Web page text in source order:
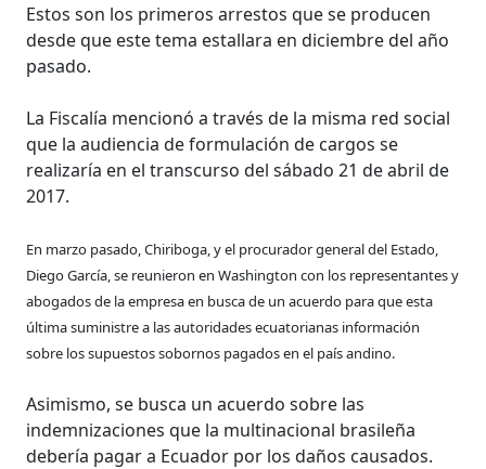
Estos son los primeros arrestos que se producen
desde que este tema estallara en diciembre del año
pasado.
La Fiscalía mencionó a través de la misma red social
que la audiencia de formulación de cargos se
realizaría en el transcurso del sábado 21 de abril de
2017.
En marzo pasado, Chiriboga, y el procurador general del Estado,
Diego García, se reunieron en Washington con los representantes y
abogados de la empresa en busca de un acuerdo para que esta
última suministre a las autoridades ecuatorianas información
sobre los supuestos sobornos pagados en el país andino.
Asimismo, se busca un acuerdo sobre las
indemnizaciones que la multinacional brasileña
debería pagar a Ecuador por los daños causados.